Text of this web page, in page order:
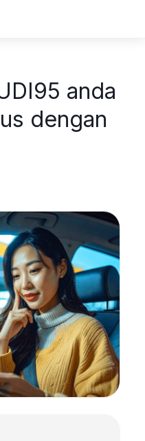
anda
dengan